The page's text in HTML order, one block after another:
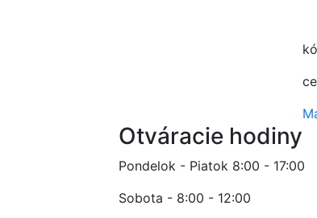
Otváracie hodiny
Pondelok - Piatok 8:00 - 17:00
Sobota - 8:00 - 12:00